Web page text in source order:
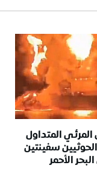
المتداول
سفينتين
الأحمر